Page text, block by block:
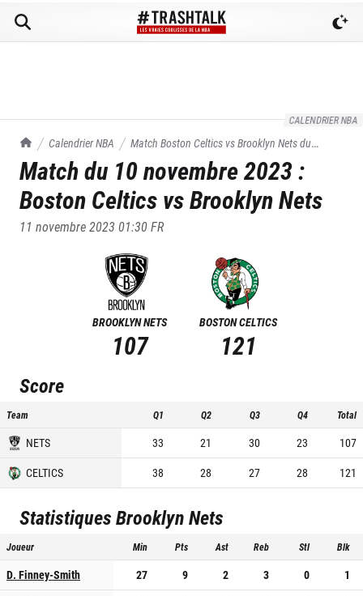
CALENDRIER NBA
TrashTalk Actu NBA
Calendrier NBA Match Boston Celtics vsBrooklyn Netsdu
10/11/2023
Match du 10 novembre 2023:
Boston Celtics vsBrooklyn Nets
11 novembre 2023 01:30FR
BROOKLYN NETS
107
BOSTON CELTICS
121
Score
Team Q1 Q2 Q3 Q4 Total
NETS 33 21 30 23
107
CELTICS
38 28 27 28 121
StatistiquesBrooklyn Nets
Joueur Min Pts Ast Reb Stl Blk
D. Finney-Smith 27 9 2 3 0
1